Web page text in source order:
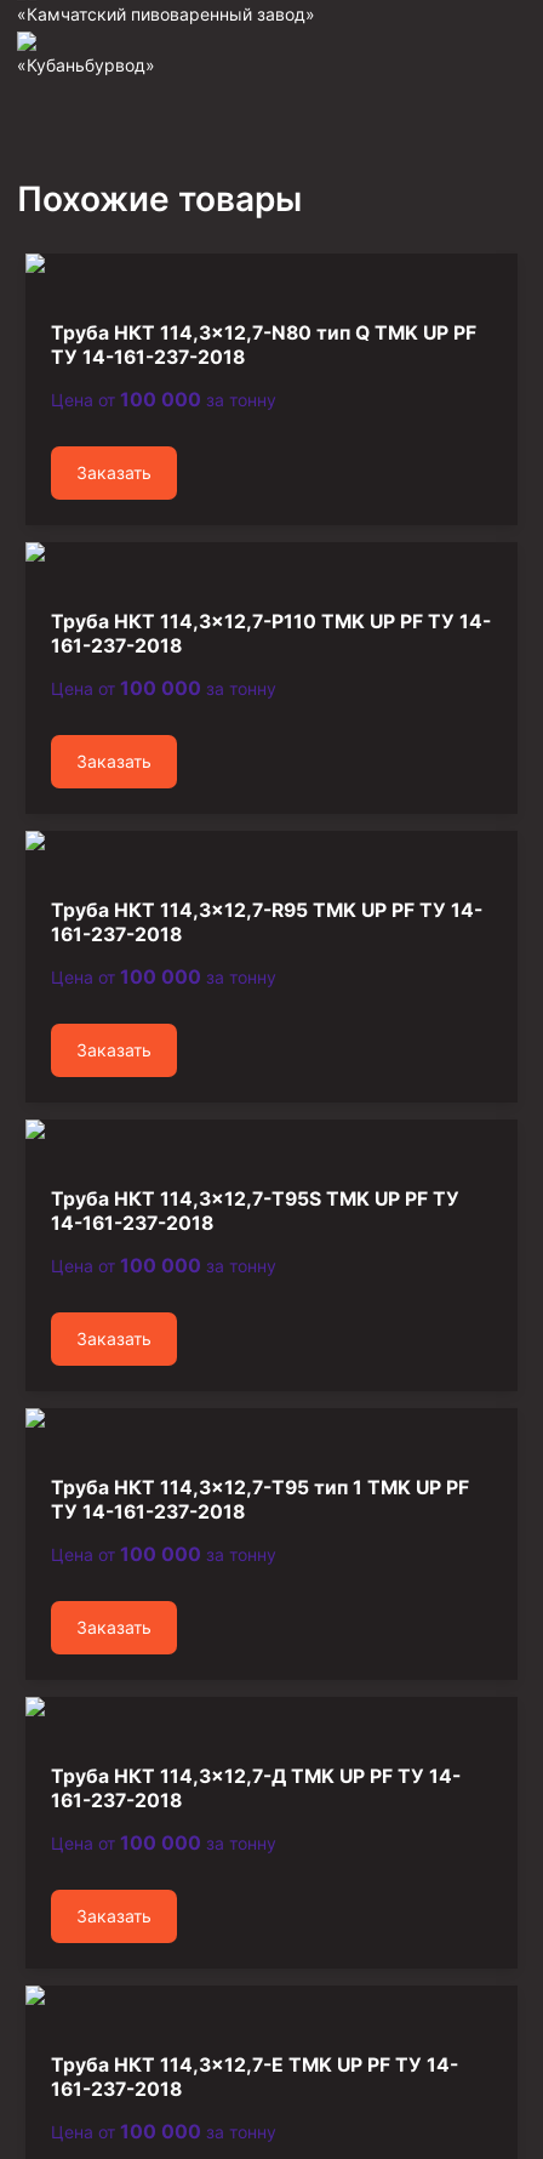
Фрезеры пилотные
Райберы конусные
Ключи
Колокола ловильные
Быстроразъёмные соединения (БРС)
Рукава буровые
Стропы
Стропы цепные
Канаты стальные
Элементы линии обвязки
«Камчатский пивоваренный завод»
«Кубаньбурвод»
Похожие товары
Труба НКТ 114,3×12,7-N80 тип Q TMK UP PF
ТУ 14-161-237-2018
Цена от 100 000 за тонну
Заказать
Труба НКТ 114,3×12,7-P110 TMK UP PF ТУ 14-
161-237-2018
Цена от 100 000 за тонну
Заказать
Труба НКТ 114,3×12,7-R95 TMK UP PF ТУ 14-
161-237-2018
Цена от 100 000 за тонну
Заказать
Труба НКТ 114,3×12,7-T95S TMK UP PF ТУ
14-161-237-2018
Цена от 100 000 за тонну
Заказать
Труба НКТ 114,3×12,7-T95 тип 1 TMK UP PF
ТУ 14-161-237-2018
Цена от 100 000 за тонну
Заказать
Труба НКТ 114,3×12,7-Д TMK UP PF ТУ 14-
161-237-2018
Цена от 100 000 за тонну
Заказать
Труба НКТ 114,3×12,7-Е TMK UP PF ТУ 14-
161-237-2018
Цена от 100 000 за тонну